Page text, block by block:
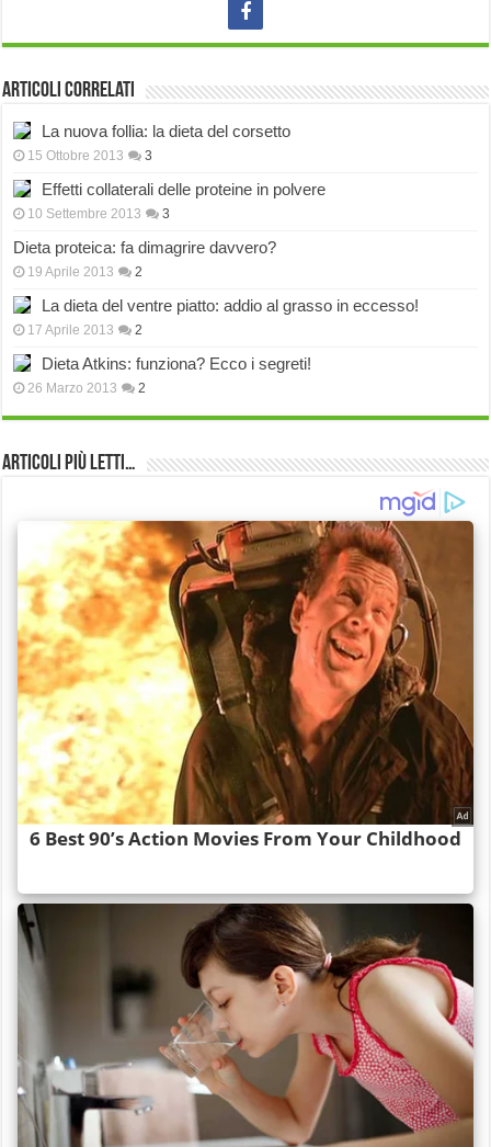
Articoli correlati
La nuova follia: la dieta del corsetto
15 Ottobre 2013 3
Effetti collaterali delle proteine in polvere
10 Settembre 2013 3
Dieta proteica: fa dimagrire davvero?
19 Aprile 2013 2
La dieta del ventre piatto: addio al grasso in eccesso!
17 Aprile 2013 2
Dieta Atkins: funziona? Ecco i segreti!
26 Marzo 2013 2
Articoli più Letti…